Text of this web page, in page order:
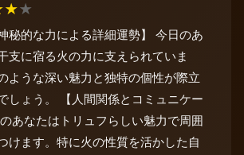
★★
秘的な力による詳細運勢】 今日のあ
支に宿る火の力に支えられていま
ような深い魅力と独特の個性が際立
しょう。 【人間関係とコミュニケー
あなたはトリュフらしい魅力で周囲
けます。特に火の性質を活かした自